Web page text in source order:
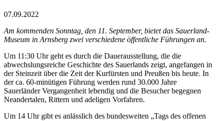
07.09.2022
Am kommenden Sonntag, den 11. September, bietet das Sauerland-
Museum in Arnsberg zwei verschiedene öffentliche Führungen an.
Um 11:30 Uhr geht es durch die Dauerausstellung, die die
abwechslungsreiche Geschichte des Sauerlands zeigt, angefangen in
der Steinzeit über die Zeit der Kurfürsten und Preußen bis heute. In
der ca. 60-minütigen Führung werden rund 30.000 Jahre
Sauerländer Vergangenheit lebendig und die Besucher begegnen
Neandertalen, Rittern und adeligen Vorfahren.
Um 14 Uhr gibt es anlässlich des bundesweiten „Tags des offenen